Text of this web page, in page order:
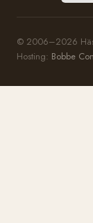
© 2006–2026
Hosting: Bobbe